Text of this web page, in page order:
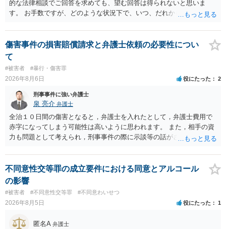
的な法律相談でご回答を求めても、望む回答は得られないと思いま
す。 お手数ですが、どのような状況下で、いつ、だれからどのような
の程度だと聞いているのかということについて、お近くで詳細な法律
相談を受けられたうえで対処方法を探された方がよいと思われます。
一般論でいえば、任意取り調べの場合、ＩＣレコーダーを持参して取
り調べ内容を録音することは必須だと考えます。
傷害事件の損害賠償請求と弁護士依頼の必要性につい
て
#被害者 #暴行・傷害罪
2026年8月6日 役にたった 2
刑事事件に強い弁護士
泉 亮介 弁護士
全治１０日間の傷害となると，弁護士を入れたとして，弁護士費用で
赤字になってしまう可能性は高いように思われます。 また，相手の資
力も問題として考えられ，刑事事件の際に示談等の話がされなかった
う。
不同意性交等罪の成立要件における同意とアルコール
の影響
#被害者 #不同意性交等罪 #不同意わいせつ
2026年8月5日 役にたった 1
匿名A 弁護士